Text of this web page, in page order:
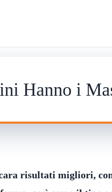
Hanno i
risultati migliori,